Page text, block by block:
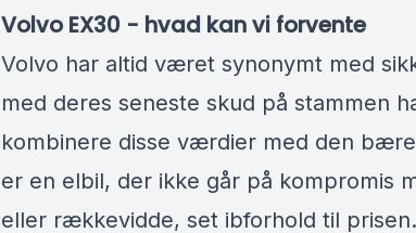
Volvo EX30 - hvad kan vi forvente
Volvo har altid været synonymt med
med deres seneste skud på stammen
kombinere disse værdier med den
er en elbil, der ikke går på kompromis
eller rækkevidde, set ibforhold til